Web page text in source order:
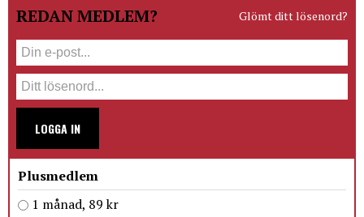
REDAN MEDLEM? Glömt ditt lösenord?
LOGGA IN
Plusmedlem
1 månad, 89 kr